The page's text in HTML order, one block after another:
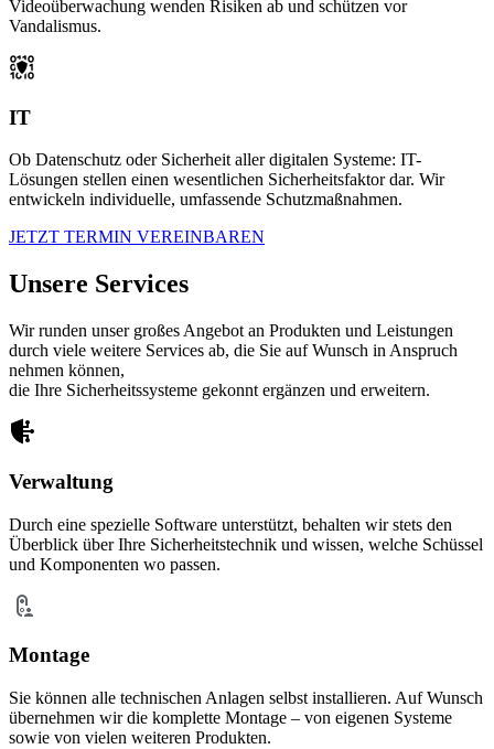
Videoüberwachung wenden Risiken ab und schützen vor
Vandalismus.
IT
Ob Datenschutz oder Sicherheit aller digitalen Systeme: IT-
Lösungen stellen einen wesentlichen Sicherheitsfaktor dar. Wir
entwickeln individuelle, umfassende Schutzmaßnahmen.
JETZT TERMIN VEREINBAREN
Unsere Services
Wir runden unser großes Angebot an Produkten und Leistungen
durch viele weitere Services ab, die Sie auf Wunsch in Anspruch
nehmen können,
die Ihre Sicherheitssysteme gekonnt ergänzen und erweitern.
Verwaltung
Durch eine spezielle Software unterstützt, behalten wir stets den
Überblick über Ihre Sicherheitstechnik und wissen, welche Schüssel
und Komponenten wo passen.
Montage
Sie können alle technischen Anlagen selbst installieren. Auf Wunsch
übernehmen wir die komplette Montage – von eigenen Systeme
sowie von vielen weiteren Produkten.